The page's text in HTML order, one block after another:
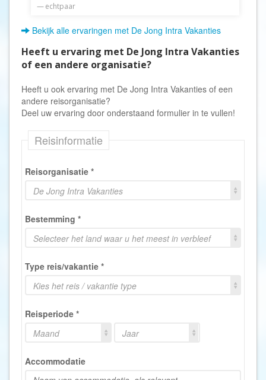
echtpaar
Bekijk alle ervaringen met De Jong Intra Vakanties
Heeft u ervaring met De Jong Intra Vakanties
of een andere organisatie?
Heeft u ook ervaring met De Jong Intra Vakanties of een
andere reisorganisatie?
Deel uw ervaring door onderstaand formulier in te vullen!
Reisinformatie
Reisorganisatie *
De Jong Intra Vakanties
Bestemming *
Selecteer het land waar u het meest in verbleef
Type reis/vakantie *
Kies het reis / vakantie type
Reisperiode *
Maand
Jaar
Accommodatie